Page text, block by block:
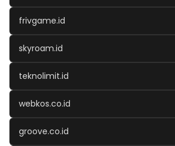
frivgame.id
skyroam.id
teknolimit.id
webkos.co.id
groove.co.id